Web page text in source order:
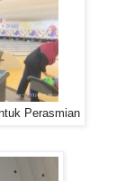
Perasmian